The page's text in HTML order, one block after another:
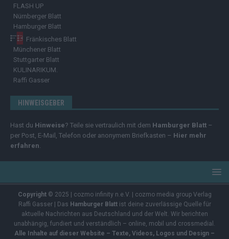
FLASH UP
Nürnberger Blatt
Hamburger Blatt
Fränkisches Blatt
Münchener Blatt
Stuttgarter Blatt
KULINARIKUM.
Raffi Gasser
HINWEISGEBER
Hast du Hinweise? Teile sie vertraulich mit dem Hamburger Blatt –
per Post, E-Mail, Telefon oder anonymem Briefkasten – Hier mehr
erfahren
Copyright© 2025 | cozmo infinity n.e.V. | cozmo media group Verlag
Raffi Gasser | Das Hamburger Blattist deine zuverlässige Quelle für
aktuelle Nachrichten aus Deutschland und der Welt. Wir berichten
unabhängig, fundiert und verständlich – online, mobil und crossmedial.
Alle Inhalte auf dieser Website – Texte, Videos, Logos und Design –